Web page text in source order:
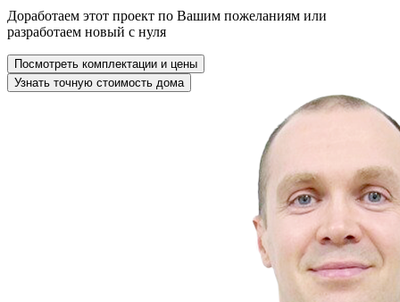
Доработаем этот проект по Вашим пожеланиям или
разработаем новый с нуля
Посмотреть комплектации и цены
Узнать точную стоимость дома